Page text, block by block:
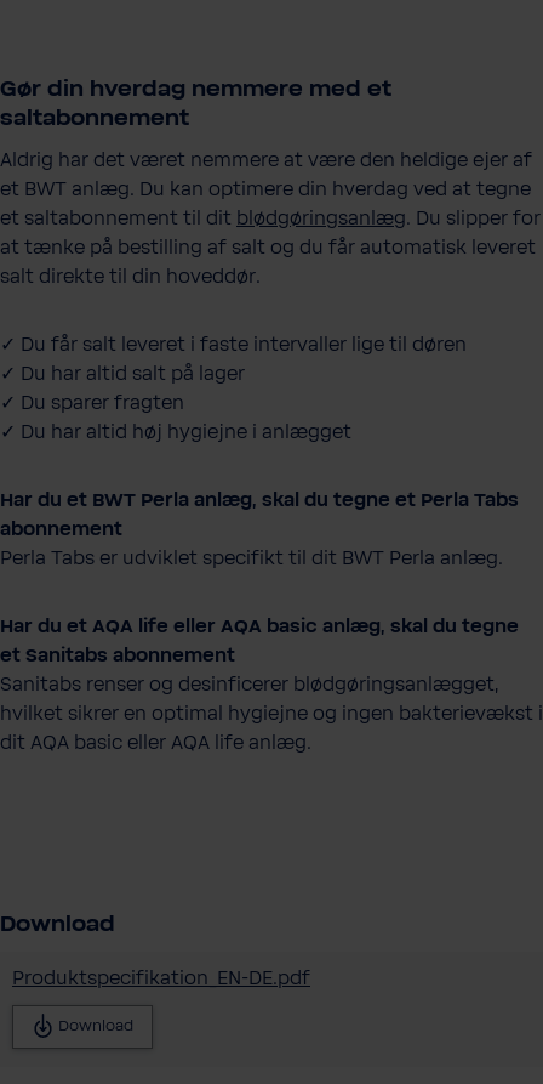
Gør din hverdag nemmere med et
saltabonnement
Aldrig har det været nemmere at være den heldige ejer af
et BWT anlæg. Du kan optimere din hverdag ved at tegne
et saltabonnement til dit blødgøringsanlæg. Du slipper for
at tænke på bestilling af salt og du får automatisk leveret
salt direkte til din hoveddør.
✓ Du får salt leveret i faste intervaller lige til døren
✓ Du har altid salt på lager
✓ Du sparer fragten
✓ Du har altid høj hygiejne i anlægget
Har du et BWT Perla anlæg, skal du tegne et Perla Tabs
abonnement
Perla Tabs er udviklet specifikt til dit BWT Perla anlæg.
Har du et AQA life eller AQA basic anlæg, skal du tegne
et Sanitabs abonnement
Sanitabs renser og desinficerer blødgøringsanlægget,
hvilket sikrer en optimal hygiejne og ingen bakterievækst i
dit AQA basic eller AQA life anlæg.
Download
Produktspecifikation_EN-DE.pdf
Download